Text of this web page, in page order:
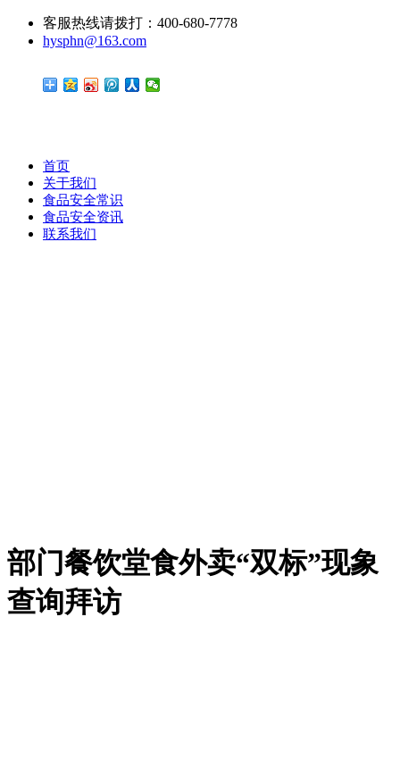
客服热线请拨打：400-680-7778
hysphn@163.com
首页
关于我们
食品安全常识
食品安全资讯
联系我们
部门餐饮堂食外卖“双标”现象
查询拜访